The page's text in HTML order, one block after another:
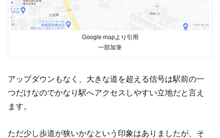
Google mapより引用
一部加筆
アップダウンもなく、大きな道を超える信号は駅前の一
つだけなのでかなり駅へアクセスしやすい立地だと言え
ます。
ただ少し歩道が狭いかなという印象はありましたが、そ